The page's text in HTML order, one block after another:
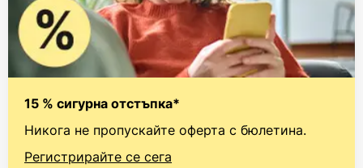
15 % сигурна отстъпка*
Никога не пропускайте оферта с бюлетина.
Регистрирайте се сега